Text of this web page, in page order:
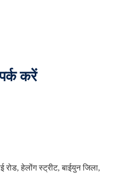
करें
रोड, हेलोंग स्ट्रीट, बाईयुन जिला,